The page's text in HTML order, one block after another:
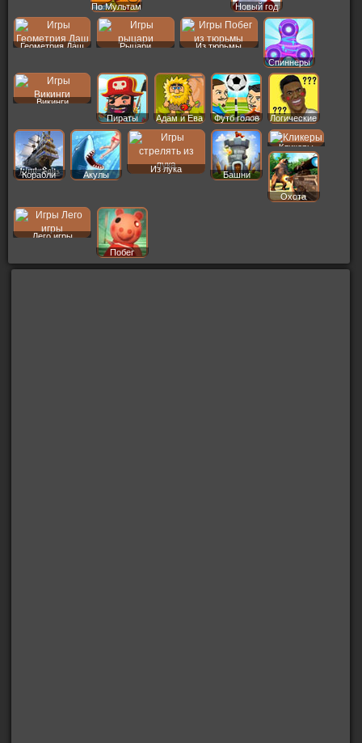
По Мультам
Новый год
Геометрия Даш Рыцари
Из тюрьмы
Спиннеры
Викинги
Пираты
Адам и Ева Футб голов Логические
Корабли Акулы
Из лука
Башни
Кликеры
Охота
Лего игры
Побег